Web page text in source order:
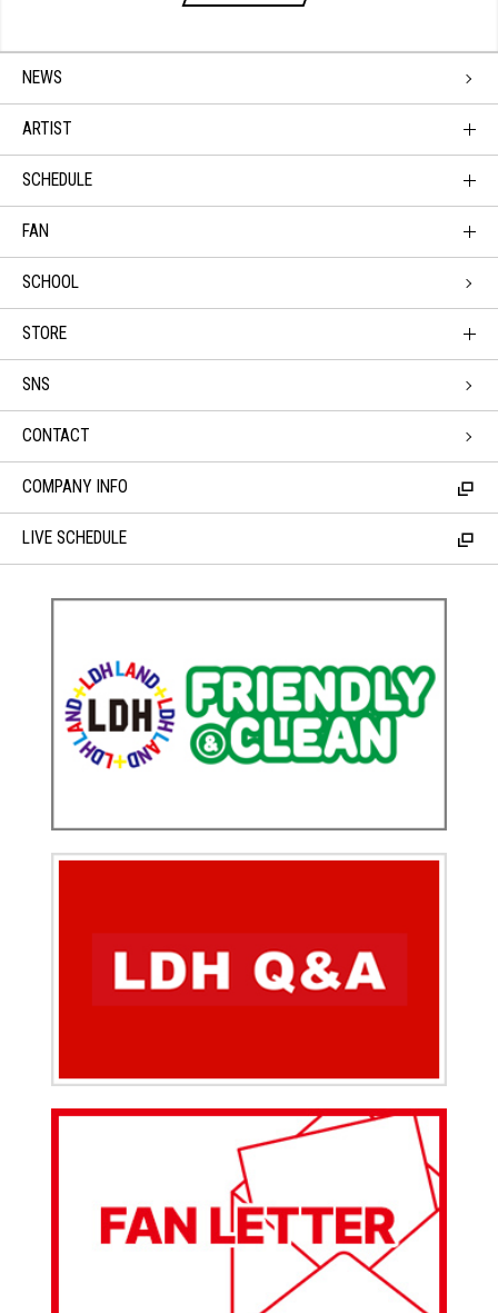
NEWS
ARTIST
SCHEDULE
FAN
SCHOOL
STORE
SNS
CONTACT
COMPANY INFO
LIVE SCHEDULE